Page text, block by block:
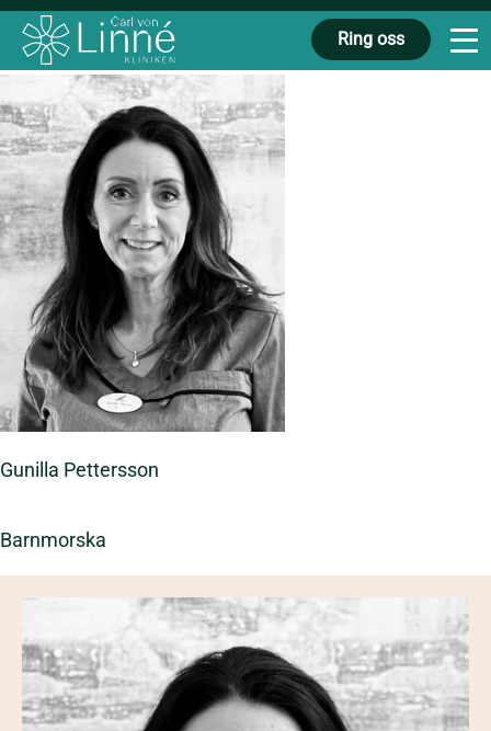
Ring oss
Gunilla Pettersson
Barnmorska